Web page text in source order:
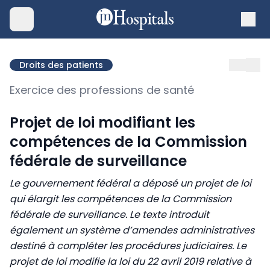
Droits des patients
Exercice des professions de santé
Projet de loi modifiant les
compétences de la Commission
fédérale de surveillance
Le gouvernement fédéral a déposé un projet de loi
qui élargit les compétences de la Commission
fédérale de surveillance. Le texte introduit
également un système d’amendes administratives
destiné à compléter les procédures judiciaires. Le
projet de loi modifie la loi du 22 avril 2019 relative à